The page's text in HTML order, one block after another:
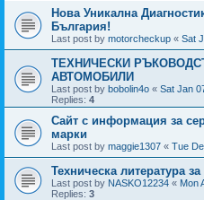
Нова Уникална
България!
Last post by motorcheckup « Sat
ТЕХНИЧЕСКИ
АВТОМОБИЛИ
Last post by bobolin4o « Sat Jan
Replies: 4
Сайт с информация за
марки
Last post by maggie1307 « Tue
Техническа литература
Last post by NASKO12234 « Mon
Replies: 3